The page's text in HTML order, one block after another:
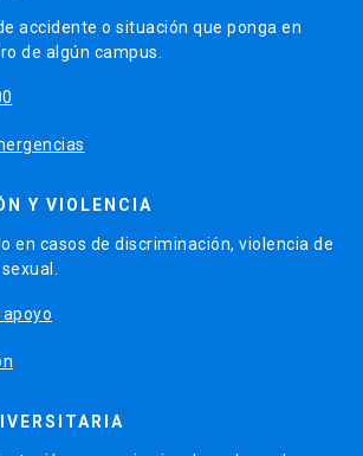
accidente o situación que ponga en
de algún campus.
Y VIOLENCIA
en casos de discriminación, violencia de